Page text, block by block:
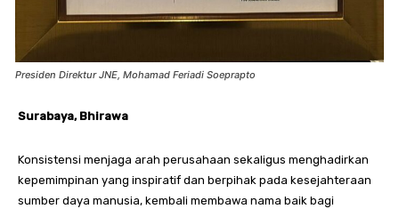
Presiden Direktur JNE, Mohamad Feriadi Soeprapto
Surabaya, Bhirawa
Konsistensi menjaga arah perusahaan sekaligus menghadirkan
kepemimpinan yang inspiratif dan berpihak pada kesejahteraan
sumber daya manusia, kembali membawa nama baik bagi